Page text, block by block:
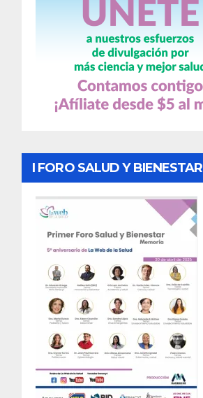
I FORO SALUD Y BIENESTAR